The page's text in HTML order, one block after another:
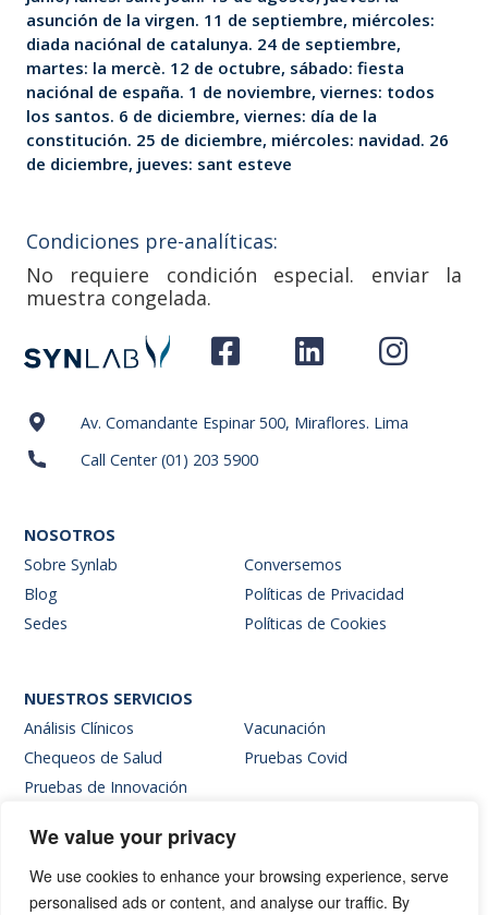
We value your privacy
We use cookies to enhance your browsing experience, serve
personalised ads or content, and analyse our traffic. By
asunción de la virgen. 11 de septiembre, miércoles:
diada naciónal de catalunya. 24 de septiembre,
martes: la mercè. 12 de octubre, sábado: fiesta
naciónal de españa. 1 de noviembre, viernes: todos
los santos. 6 de diciembre, viernes: día de la
constitución. 25 de diciembre, miércoles: navidad. 26
de diciembre, jueves: sant esteve
Condiciones pre-analíticas:
No requiere condición especial. enviar la
muestra congelada.
Av. Comandante Espinar 500, Miraflores. Lima
Call Center (01) 203 5900
NOSOTROS
Sobre Synlab
Blog
Sedes
Conversemos
Políticas de Privacidad
Políticas de Cookies
NUESTROS SERVICIOS
Análisis Clínicos
Chequeos de Salud
Pruebas de Innovación
Vacunación
Pruebas Covid